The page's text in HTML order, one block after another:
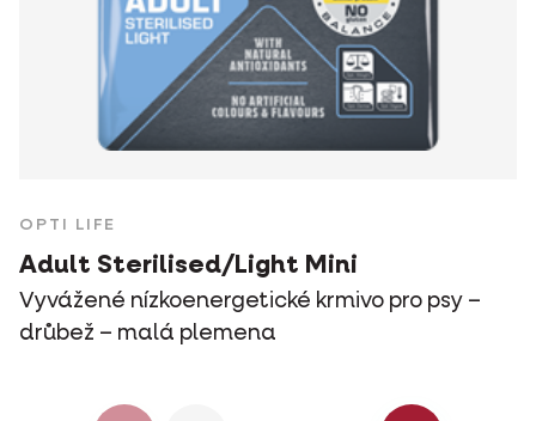
OPTI LIFE
Adult Sterilised/Light Mini
Vyvážené nízkoenergetické krmivo pro psy –
drůbež – malá plemena